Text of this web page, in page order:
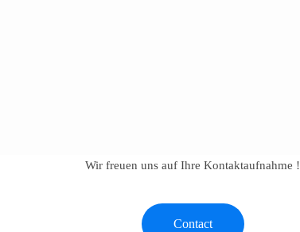
Wir freuen uns auf Ihre Kontaktaufnahme !
Contact